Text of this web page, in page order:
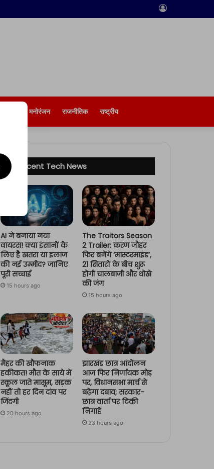
Log
मनोरंजन राजनीतिक राष्ट्रीय
Recent Tech News
AI ने बनाया नया
वायरस! क्या इंसानों के
लिए है खतरा या इलाज
की नई उम्मीद? जानिए
पूरी सच्चाई
15 hours ago
The Traitors Season
2 Trailer: करण जौहर
फिर बनेंगे ‘मास्टरमाइंड’,
21 सितारों के बीच शुरू
होगी चालबाजी और धोखे
की जंग
15 hours ago
मैहर की खौफनाक
हकीकत! मौत के साये में
स्कूल जाते मासूम, सड़क
नहीं तो हर दिन दांव पर
जिंदगी
20 hours ago
झारखंड छात्र आंदोलन
आज फिर निर्णायक मोड़
पर, विधानसभा मार्च से
बढ़ेगा दबाव; सरकार-
छात्र वार्ता पर टिकी
निगाहें
23 hours ago